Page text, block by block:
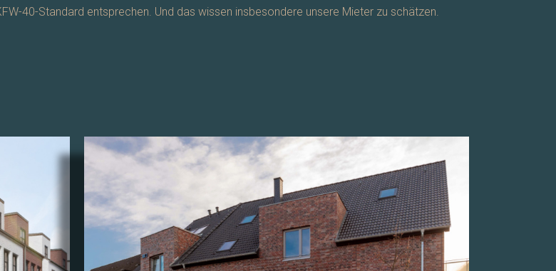
40-Standard entsprechen. Und das wissen insbesondere unsere Mieter zu schätzen.